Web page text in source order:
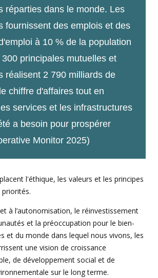
réparties dans le monde. Les
fournissent des emplois et des
à 10 % de la population
principales mutuelles et
réalisent 2 790 milliards de
chiffre d'affaires tout en
services et les infrastructures
a besoin pour prospérer
Monitor 2025)
l'éthique, les valeurs et les principes
à l’autonomisation, le réinvestissement
et la préoccupation pour le bien-
et du monde dans lequel nous vivons, les
une vision de croissance
de développement social et de
sur le long terme.